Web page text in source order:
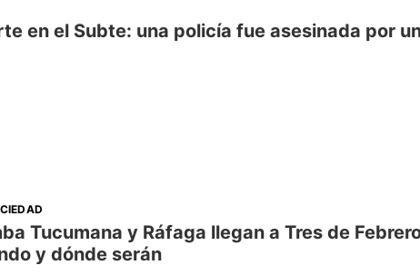
en el Subte: una policía fue asesinada por
Tucumana y Ráfaga llegan a Tres de
y dónde serán